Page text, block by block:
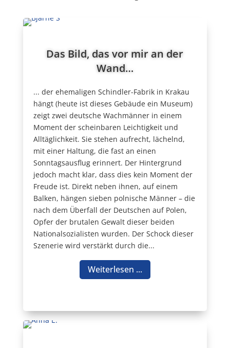
Das Bild, das vor mir an der
Wand…
... der ehemaligen Schindler-Fabrik in Krakau
hängt (heute ist dieses Gebäude ein Museum)
zeigt zwei deutsche Wachmänner in einem
Moment der scheinbaren Leichtigkeit und
Alltäglichkeit. Sie stehen aufrecht, lächelnd,
mit einer Haltung, die fast an einen
Sonntagsausflug erinnert. Der Hintergrund
jedoch macht klar, dass dies kein Moment der
Freude ist. Direkt neben ihnen, auf einem
Balken, hängen sieben polnische Männer – die
nach dem Überfall der Deutschen auf Polen,
Opfer der brutalen Gewalt dieser beiden
Nationalsozialisten wurden. Der Schock dieser
Szenerie wird verstärkt durch die...
Weiterlesen ...